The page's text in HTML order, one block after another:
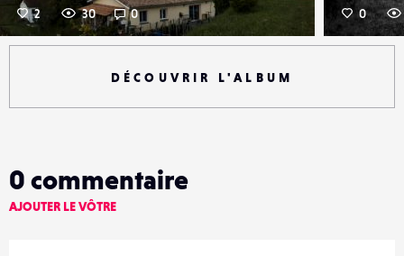
2 30 0 0
DÉCOUVRIR L'ALBUM
0 commentaire
AJOUTER LE VÔTRE